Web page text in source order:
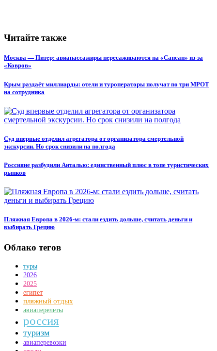
Читайте также
Москва — Питер: авиапассажиры пересаживаются на «Сапсан» из-за
«Ковров»
Крым раздаёт миллиарды: отели и туроператоры получат по три МРОТ
на сотрудника
Суд впервые отделил агрегатора от организатора смертельной
экскурсии. Но срок снизили на полгода
Россияне разбудили Анталью: единственный плюс в топе туристических
рынков
Пляжная Европа в 2026-м: стали ездить дольше, считать деньги и
выбирать Грецию
Облако тегов
туры
2026
2025
египет
пляжный отдых
авиаперелеты
россия
туризм
авиаперевозки